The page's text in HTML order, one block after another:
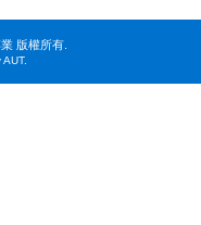
版權所有.